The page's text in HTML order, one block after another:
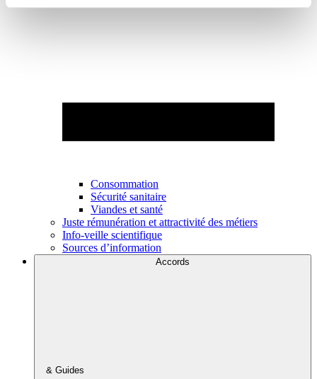
Consommation
Sécurité sanitaire
Viandes et santé
Juste rémunération et attractivité des métiers
Info-veille scientifique
Sources d’information
Accords
& Guides